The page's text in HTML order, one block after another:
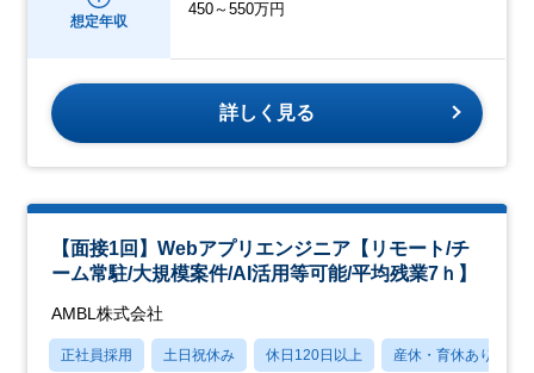
想定年収
450～550万円
詳しく見る
【面接1回】Webアプリエンジニア【リモート/チ
ーム常駐/大規模案件/AI活用等可能/平均残業7ｈ】
AMBL株式会社
正社員採用 土日祝休み 休日120日以上 産休・育休あり